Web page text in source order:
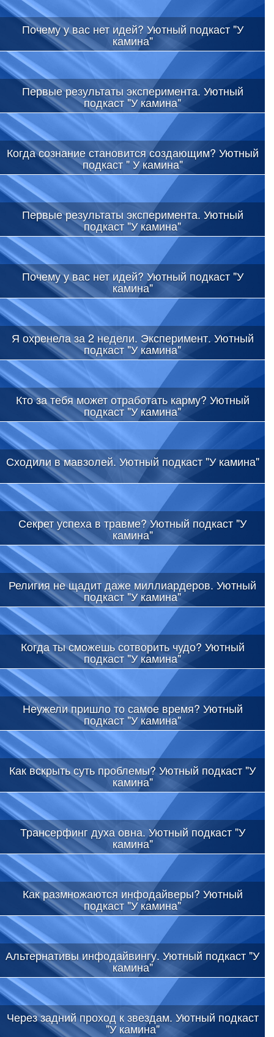
Почему у вас нет идей? Уютный подкаст "У
камина"
Первые результаты эксперимента. Уютный
подкаст "У камина"
Когда сознание становится создающим? Уютный
подкаст " У камина"
Первые результаты эксперимента. Уютный
подкаст "У камина"
Почему у вас нет идей? Уютный подкаст "У
камина"
Я охренела за 2 недели. Эксперимент. Уютный
подкаст "У камина"
Кто за тебя может отработать карму? Уютный
подкаст "У камина"
Сходили в мавзолей. Уютный подкаст "У камина"
Секрет успеха в травме? Уютный подкаст "У
камина"
Религия не щадит даже миллиардеров. Уютный
подкаст "У камина"
Когда ты сможешь сотворить чудо? Уютный
подкаст "У камина"
Неужели пришло то самое время? Уютный
подкаст "У камина"
Как вскрыть суть проблемы? Уютный подкаст "У
камина"
Трансерфинг духа овна. Уютный подкаст "У
камина"
Как размножаются инфодайверы? Уютный
подкаст "У камина"
Альтернативы инфодайвингу. Уютный подкаст "У
камина"
Через задний проход к звездам. Уютный подкаст
"У камина"